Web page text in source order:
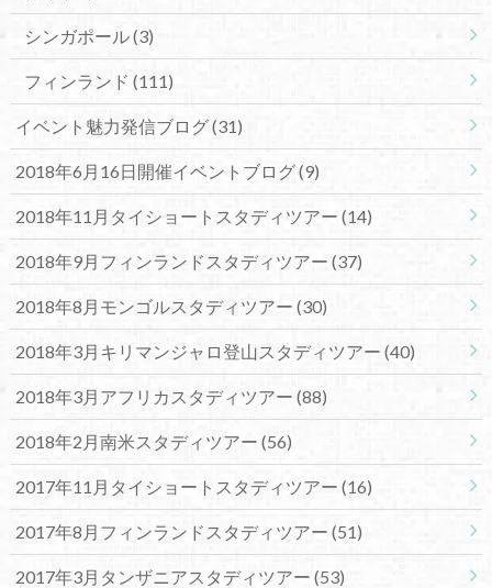
シンガポール(3)
フィンランド (111)
イベント魅力発信ブログ(31)
2018年6月16日開催イベントブログ(9)
2018年11月タイショートスタディツアー (14)
2018年9月フィンランドスタディツアー (37)
2018年8月モンゴルスタディツアー (30)
2018年3月キリマンジャロ登山スタディツアー (40)
2018年3月アフリカスタディツアー (88)
2018年2月南米スタディツアー (56)
2017年11月タイショートスタディツアー (16)
2017年8月フィンランドスタディツアー (51)
2017年3月タンザニアスタディツアー (53)